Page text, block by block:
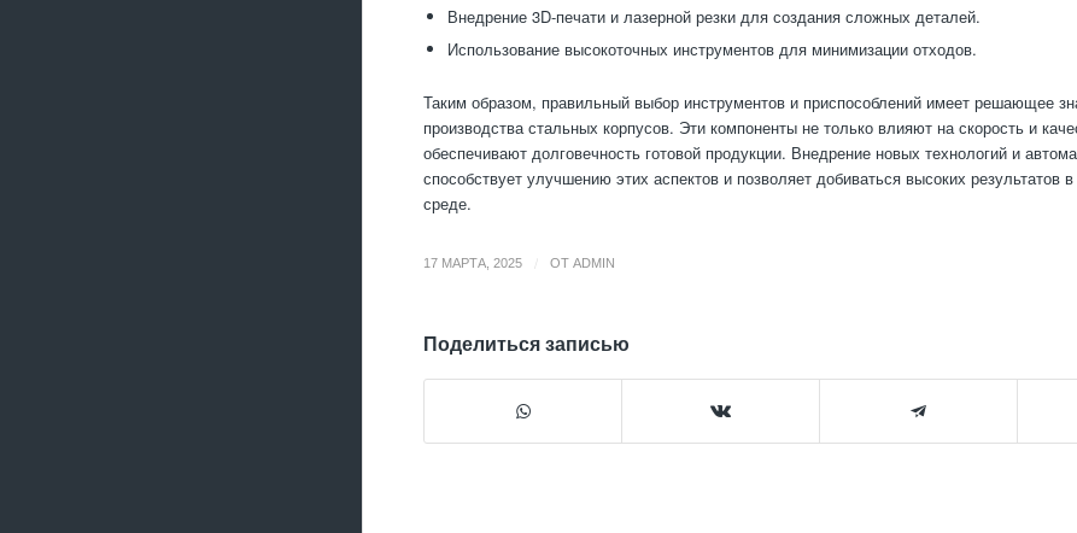
Внедрение 3D-печати и лазерной резки для создания сложных деталей.
Использование высокоточных инструментов для минимизации отходов.
Таким образом, правильный выбор инструментов и приспособлений имеет решающее
производства стальных корпусов. Эти компоненты не только влияют на скорость и
обеспечивают долговечность готовой продукции. Внедрение новых технологий и
способствует улучшению этих аспектов и позволяет добиваться высоких результатов в
среде.
17 МАРТА, 2025 ОТ ADMIN
Поделиться записью